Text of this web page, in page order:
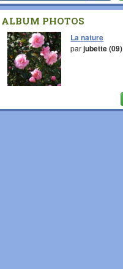
ALBUM PHOTOS
La nature
parjubette (09)